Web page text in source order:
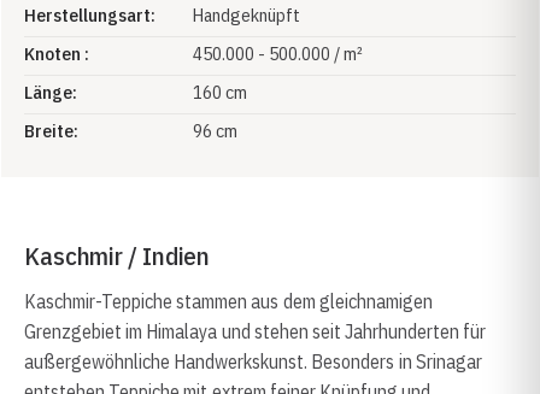
Herstellungsart:
Handgeknüpft
Knoten :
450.000 - 500.000 / m²
Länge:
160 cm
Breite:
96 cm
Kaschmir / Indien
Kaschmir-Teppiche stammen aus dem gleichnamigen
Grenzgebiet im Himalaya und stehen seit Jahrhunderten für
außergewöhnliche Handwerkskunst. Besonders in Srinagar